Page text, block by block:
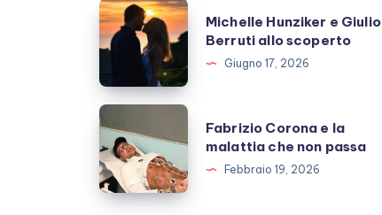
Michelle
Hunziker
Giulio
Berruti
allo
scoperto
Michelle Hunziker e Giulio
Berruti allo scoperto
Giugno 17, 2026
Fabrizio
Corona
e
la
Fabrizio Corona e la
malattia che non passa
Febbraio 19, 2026